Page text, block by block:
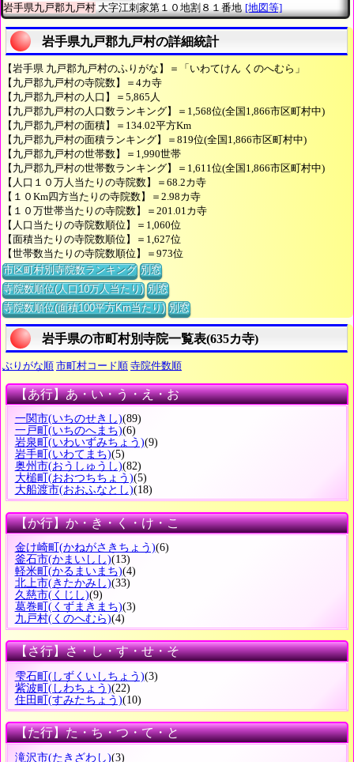
岩手県九戸郡九戸村 大字江刺家第１０地割８１番地 [地図等]
岩手県九戸郡九戸村の詳細統計
【岩手県 九戸郡九戸村のふりがな】＝「いわてけん くのへむら」
【九戸郡九戸村の寺院数】＝4カ寺
【九戸郡九戸村の人口】＝5,865人
【九戸郡九戸村の人口数ランキング】＝1,568位(全国1,866市区町村中)
【九戸郡九戸村の面積】＝134.02平方Km
【九戸郡九戸村の面積ランキング】＝819位(全国1,866市区町村中)
【九戸郡九戸村の世帯数】＝1,990世帯
【九戸郡九戸村の世帯数ランキング】＝1,611位(全国1,866市区町村中)
【人口１０万人当たりの寺院数】＝68.2カ寺
【１０Km四方当たりの寺院数】＝2.98カ寺
【１０万世帯当たりの寺院数】＝201.01カ寺
【人口当たりの寺院数順位】＝1,060位
【面積当たりの寺院数順位】＝1,627位
【世帯数当たりの寺院数順位】＝973位
市区町村別寺院数ランキング 別窓
寺院数順位(人口10万人当たり) 別窓
寺院数順位(面積100平方Km当たり) 別窓
岩手県の市町村別寺院一覧表(635カ寺)
ぶりがな順 市町村コード順 寺院件数順
【あ行】あ・い・う・え・お
一関市(いちのせきし)(89)
一戸町 (いちのへまち)(6)
岩泉町 (いわいずみちょう)(9)
岩手町 (いわてまち)(5)
奥州市(おうしゅうし)(82)
大槌町 (おおつちちょう)(5)
大船渡市(おおふなとし)(18)
【か行】か・き・く・け・こ
金け崎町 (かねがさきちょう)(6)
釜石市(かまいしし)(13)
軽米町 (かるまいまち)(4)
北上市(きたかみし)(33)
久慈市(くじし)(9)
葛巻町 (くずまきまち)(3)
九戸村(くのへむら)(4)
【さ行】さ・し・す・せ・そ
雫石町 (しずくいしちょう)(3)
紫波町 (しわちょう)(22)
住田町 (すみたちょう)(10)
【た行】た・ち・つ・て・と
滝沢市(たきざわし)(3)